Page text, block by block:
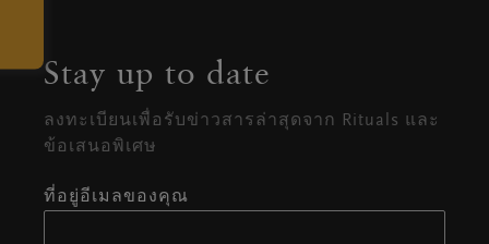
Stay up to date
ลงทะเบียนเพื่อรับข่าวสารล่าสุดจาก Rituals และ
ข้อเสนอพิเศษ
ที่อยู่อีเมลของคุณ